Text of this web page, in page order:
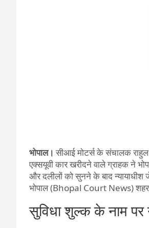
भोपाल। सीआई मोटर्स के संचालक
एक्सयूवी कार खरीदने वाले ग्राहक ने
और दलीलों को सुनने के बाद
भोपाल (Bhopal Court News) शहर
सुविधा शुल्क के नाम पर